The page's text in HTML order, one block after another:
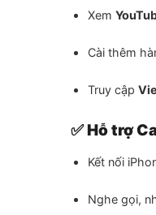
Xem
Cài thêm
Truy cập
✅Hỗ trợ
Kết nối
Nghe gọi,